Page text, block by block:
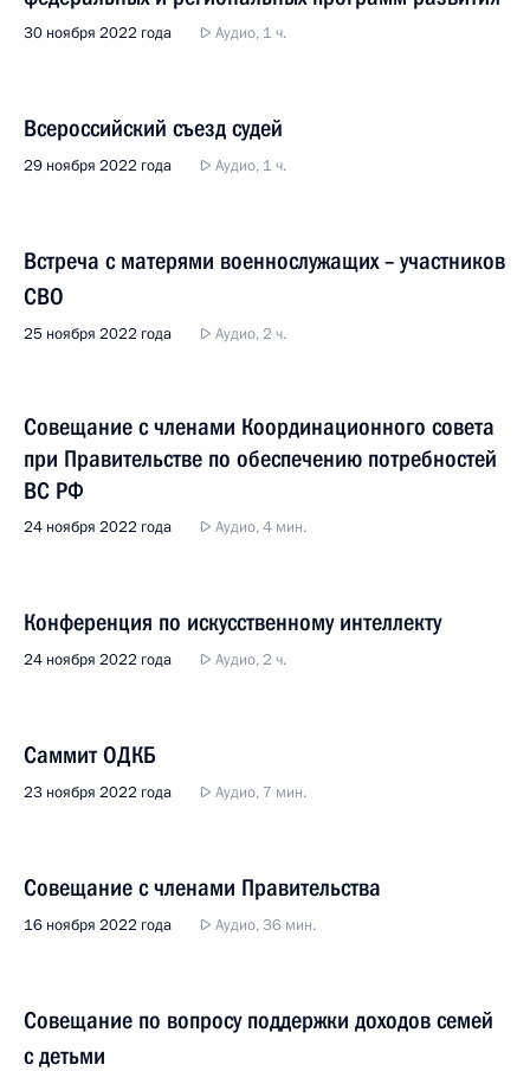
30 ноября 2022 года Аудио, 1 ч.
Всероссийский съезд судей
29 ноября 2022 года Аудио, 1 ч.
Встреча с матерями военнослужащих – участников
СВО
25 ноября 2022 года Аудио, 2 ч.
Совещание с членами Координационного совета
при Правительстве по обеспечению потребностей
ВС РФ
24 ноября 2022 года Аудио, 4 мин.
Конференция по искусственному интеллекту
24 ноября 2022 года Аудио, 2 ч.
Саммит ОДКБ
23 ноября 2022 года Аудио, 7 мин.
Совещание с членами Правительства
16 ноября 2022 года Аудио, 36 мин.
Совещание по вопросу поддержки доходов семей
с детьми